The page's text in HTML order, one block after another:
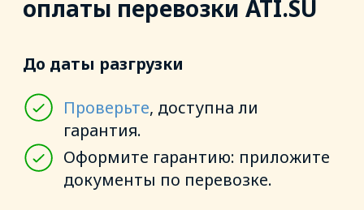
Важно:оформить гарантию
после разгрузки не получится
Если грузовладелец не платит
Выставьте Претензию,
мы проверим её в течение пяти
рабочих дней и переведём сумму,
указанную в документах,